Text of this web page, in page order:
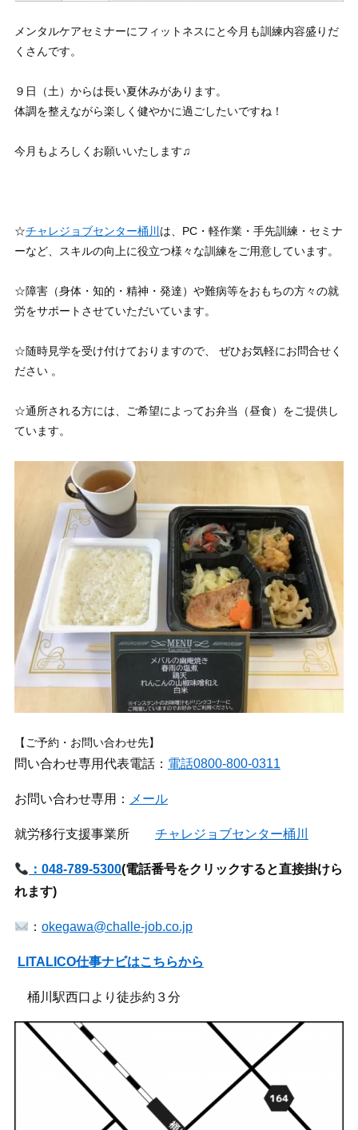
メンタルケアセミナーにフィットネスにと今月も訓練内容盛りだ
くさんです。
９日（土）からは長い夏休みがあります。
体調を整えながら楽しく健やかに過ごしたいですね！
今月もよろしくお願いいたします♫
☆チャレジョブセンター桶川 は、PC・軽作業・手先訓練・セミナ
ーなど、スキルの向上に役立つ様々な訓練をご用意しています。
☆障害（身体・知的・精神・発達）や難病等をおもちの方々の就
労をサポートさせていただいています。
☆随時見学を受け付けておりますので、 ぜひお気軽にお問合せく
ださい 。
☆通所される方には、ご希望によってお弁当（昼食）をご提供し
ています。
【ご予約・お問い合わせ先】
問い合わせ専用代表電話： 電話0800-800-0311
お問い合わせ専用： メール
就労移行支援事業所 チャレジョブセンター桶川
：048-789-5300(電話番号をクリックすると直接掛けら
れます)
：okegawa@challe-job.co.jp
LITALICO仕事ナビはこちらから
桶川駅西口より徒歩約３分